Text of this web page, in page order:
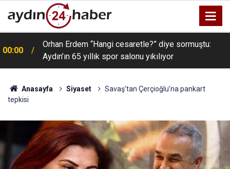
00:00
Orhan Erdem “Hangi cesaretle?” diye sormuştu:
Aydın’ın 65 yıllık spor salonu yıkılıyor
Anasayfa Siyaset
Savaş’tan Çerçioğlu’na pankart
tepkisi